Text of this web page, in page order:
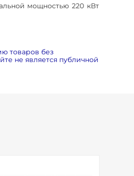
мощностью 220 кВт
товаров без
не является публичной